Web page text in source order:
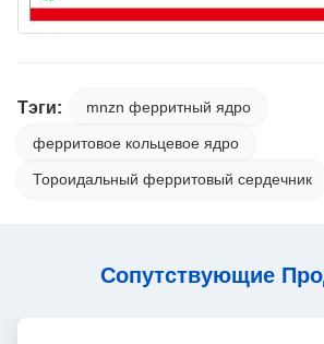
Тэги: mnzn ферритный ядро
ферритовое кольцевое ядро
Тороидальный ферритовый сердечник
Сопутствующие